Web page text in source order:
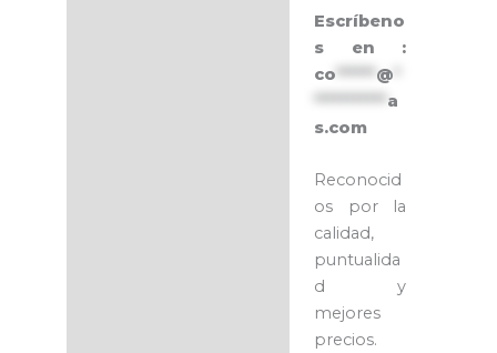
Escríbeno
s en :
co ****** @
*********** a
s.com
Reconocid
os por la
calidad,
puntualida
d y
mejores
precios.